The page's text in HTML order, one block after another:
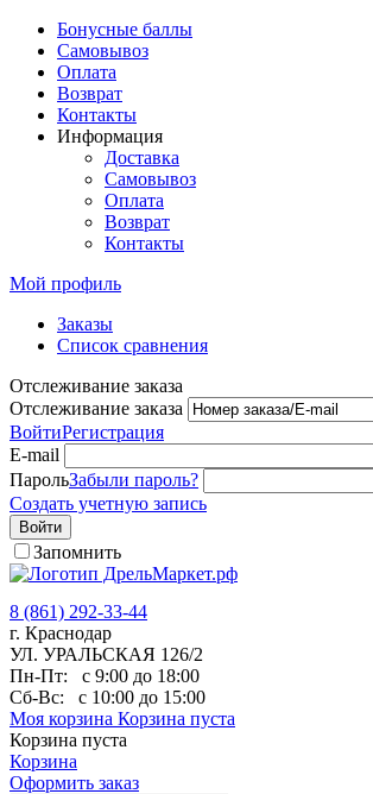
Бонусные баллы
Самовывоз
Оплата
Возврат
Контакты
Информация
Доставка
Самовывоз
Оплата
Возврат
Контакты
Мой профиль
Заказы
Список сравнения
Отслеживание заказа
Отслеживание заказа
ВойтиРегистрация
E-mail
ПарольЗабыли пароль?
Создать учетную запись
Войти
Запомнить
8 (861) 292-33-44
г. Краснодар
УЛ. УРАЛЬСКАЯ 126/2
Пн-Пт:
с 9:00 до 18:00
Сб-Вс:
с 10:00 до 15:00
Моя корзина Корзина пуста
Корзина пуста
Корзина
Оформить заказ